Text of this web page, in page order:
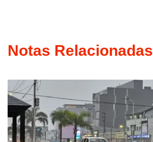
Notas Relacionadas